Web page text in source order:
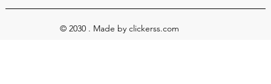
© 2030 . Made by clickerss.com